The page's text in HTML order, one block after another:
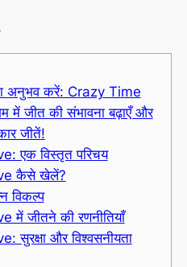
अनुभव करें: Crazy Time
में जीत की संभावना बढ़ाएँ और
जीतें!
एक विस्तृत परिचय
कैसे खेलें?
विकल्प
में जीतने की रणनीतियाँ
सुरक्षा और विश्वसनीयता